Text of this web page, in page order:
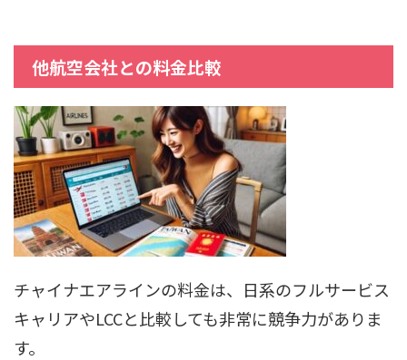
他航空会社との料金比較
チャイナエアラインの料金は、日系のフルサービス
キャリアやLCCと比較しても非常に競争力がありま
す。